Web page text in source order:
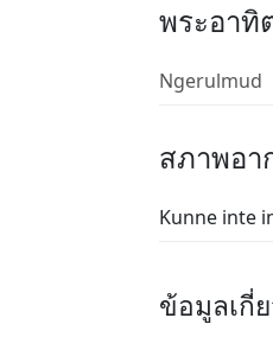
พระอาทิ
Ngerulmud
สภาพอา
Kunne inte
ข้อมูลเกี่